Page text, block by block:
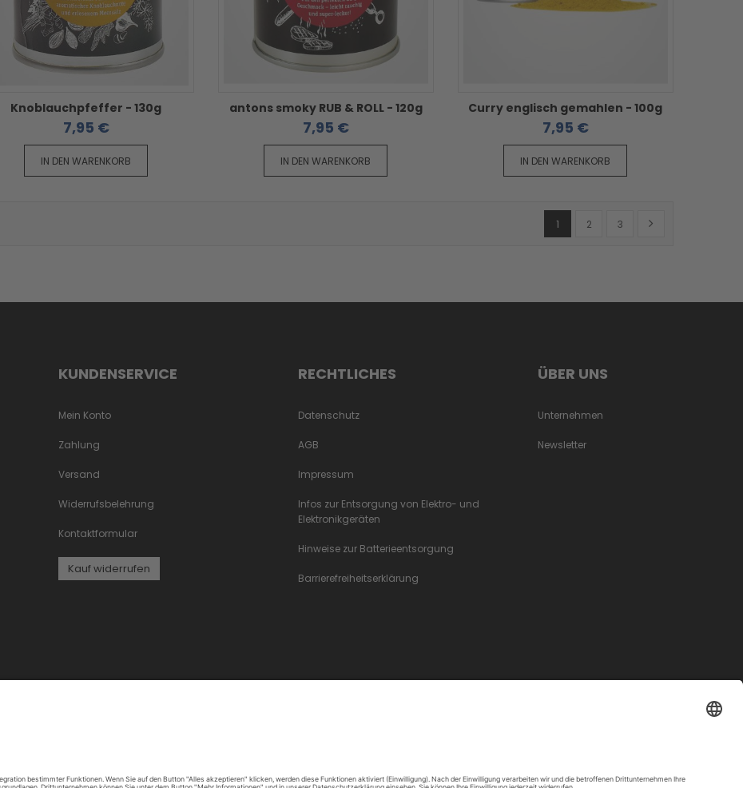
Knoblauchpfeffer - 130g
7,95 €
IN DEN WARENKORB
antons smoky RUB & ROLL - 120g
7,95 €
IN DEN WARENKORB
Curry englisch gemahlen - 100g
7,95 €
IN DEN WARENKORB
Seite
Sie lesen gerade Seite
1 Seite
2 Seite
3 Seite
Weiter
KUNDENSERVICE
Mein Konto
Zahlung
Versand
Widerrufsbelehrung
Kontaktformular
Kauf widerrufen
RECHTLICHES
Datenschutz
AGB
Impressum
Infos zur Entsorgung von Elektro- und
Elektronikgeräten
Hinweise zur Batterieentsorgung
Barrierefreiheitserklärung
ÜBER UNS
Unternehmen
Newsletter